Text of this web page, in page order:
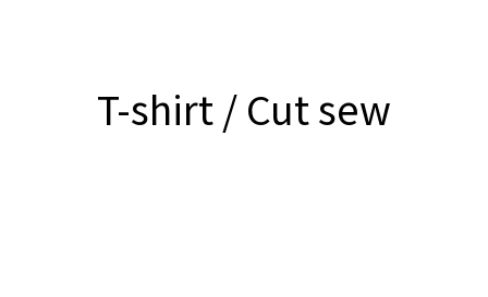
T-shirt / Cut sew